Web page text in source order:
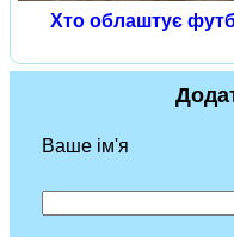
Хто облаштує
Ваше ім'я